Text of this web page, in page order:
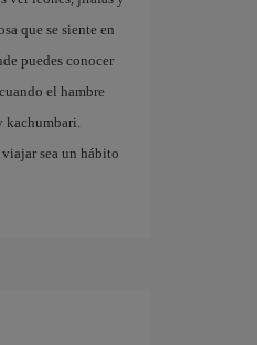
que se siente en
puedes conocer
el hambre
kachumbari.
sea un hábito